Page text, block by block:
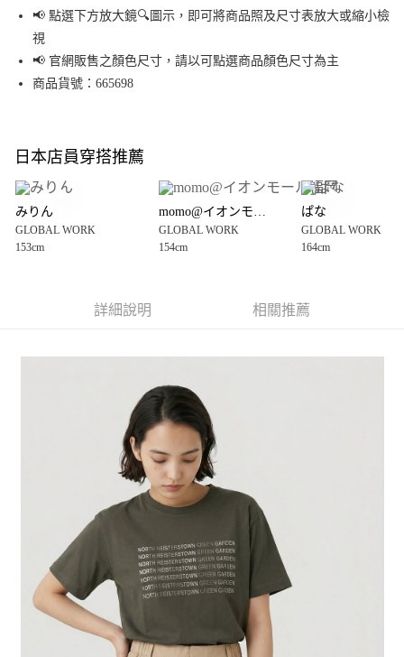
Apple Pay
街口支付
悠遊付
全盈+PAY
大哥付你分期
【大哥付你分期使用說明】
1.本服務由台灣大哥大提供，台灣大哥大用戶可立即使用無須另外申請。
2.付款方式選擇「大哥付你分期」，訂單成立後會自動跳轉到大哥付的交易
3.實際核准額度、可分期數及費用金額請依後續交易確認頁面所載為準。
4.訂單成立30分鐘內，如未前往確認交易或遇審核未通過，訂單將自動取
1.分期款項不併入電信帳單，「大哥付你分期」於每月結算日後寄送繳費提
2.透過簡訊連結打開帳單後，可選擇「超商條碼／台灣大直營門市／銀行轉
帳／街口支付／iPASS MONEY」等通路繳費。
1.本服務係由「台灣大哥大股份有限公司」（以下簡稱本公司）所提供，讓
用戶於交易時，得透過本服務購買商品或服務，並由商店將買賣／分期付款
買賣價金債權讓與本公司後，依約使用本公司帳單繳交帳款。
2.基於同意付款使用「大哥付你分期」之契約關係目的，商店將以您的個人
資料（包含姓名、電話或地址）提供予台灣大哥大進項蒐集、處理及利用，
由本公司與您本人進行分期帳單所需資料之確認、核對及更正。
3.完整用戶服務條款，請詳閱以下連結：https://oppay.tw/userRule
AFTEE先享後付
３．安心：先確認商品／服務後，再付款。
【「AFTEE先享後付」結帳流程】
１．於結帳方式選擇「AFTEE先享後付」後，將跳轉至「AFTEE先享後付」
結帳頁面，進行簡訊認證並確認金額後，即可完成結帳。
２．訂單成立數日內，您將收到繳費通知簡訊。
３．收到繳費通知簡訊後14天內，點擊此簡訊中的連結，可透過四大超商／
ATM／網路銀行／等多元方式進行付款，方視為交易完成。
※ 請注意：結帳手續完成當下不需立刻繳費，但若您需要取消訂單，請聯絡
購買商品的店家。未經商家同意取消之訂單仍視為有效，需透過AFTEE先享
後付繳納相關費用。
※ 交易是否成功請以「AFTEE先享後付 」之結帳頁面顯示為準，若有關於
是否繳費成功／繳費後需取消欲退款等相關疑問，請聯繫「AFTEE先享後付
客戶支援中心」
https://netprotections.freshdesk.com/support/home
【注意事項】
１．透過由恩沛科技股份有限公司提供之「AFTEE先享後付」服務完成之交
易，需依本服務之必要範圍內提供個人資料，並將交易相關給付款項請求債
權轉讓予恩沛科技股份有限公司。
每筆NT$80，滿NT$888(含以上)免運費
每筆NT$80，滿NT$888(含以上)免運費
每筆NT$80，滿NT$1,500(含以上)免運費
每筆NT$80，滿NT$1,500(含以上)免運費
每筆NT$80，滿NT$1,500(含以上)免運費
📢 點選下方放大鏡🔍圖示，即可將商品照及尺寸表放大或縮小檢
視
📢 官網販售之顏色尺寸，請以可點選商品顏色尺寸為主
商品貨號：665698
日本店員穿搭推薦
みりん
GLOBAL WORK
153cm
momo@イオンモール福岡
GLOBAL WORK
154cm
ぱな
GLOBAL WORK
164cm
詳細說明 相關推薦